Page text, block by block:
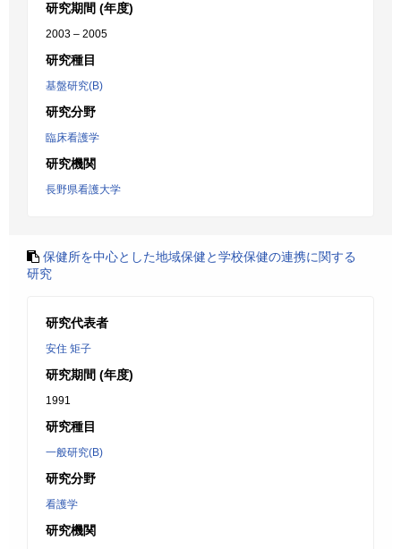
研究期間 (年度)
2003 – 2005
研究種目
基盤研究(B)
研究分野
臨床看護学
研究機関
長野県看護大学
保健所を中心とした地域保健と学校保健の連携に関する
研究
研究代表者
安住 矩子
研究期間 (年度)
1991
研究種目
一般研究(B)
研究分野
看護学
研究機関